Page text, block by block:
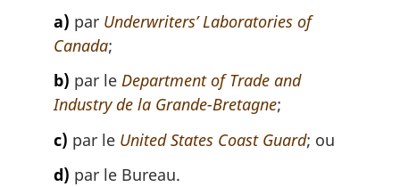
a) par Underwriters’ Laboratories of
Canada;
b) par le Department of Trade and
Industry de la Grande-Bretagne;
c) par le United States Coast Guard; ou
d) par le Bureau.